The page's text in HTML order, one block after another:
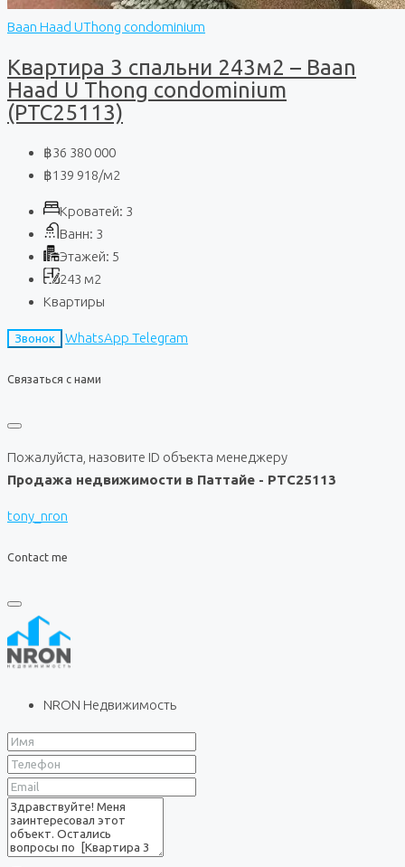
Baan Haad UThong condominium
Квартира 3 спальни 243м2 – Baan
Haad U Thong condominium
(PTC25113)
฿36 380 000
฿139 918/м2
Кроватей: 3
Ванн: 3
Этажей: 5
243 м2
Квартиры
Звонок WhatsApp Telegram
Связаться с нами
Пожалуйста, назовите ID объекта менеджеру
Продажа недвижимости в Паттайе - PTC25113
tony_nron
Contact me
NRON Недвижимость